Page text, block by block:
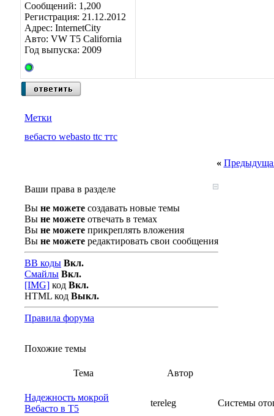
Сообщений: 1,200
Регистрация: 21.12.2012
Адрес: InternetCity
Авто: VW T5 California
Год выпуска: 2009
Метки
вебасто webasto ttc ттс
«
Ваши права в разделе
Вы не можете создавать новые темы
Вы не можете отвечать в темах
Вы не можете прикреплять вложения
Вы не можете редактировать свои сообщения
BB коды Вкл.
Смайлы Вкл.
[IMG] код Вкл.
HTML код Выкл.
Правила форума
Похожие темы
Тема Автор
Надежность мокрой
Вебасто в Т5
tereleg Системы